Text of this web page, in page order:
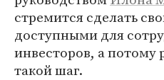
стремится сделать
доступными для
инвесторов, а потому
такой шаг.